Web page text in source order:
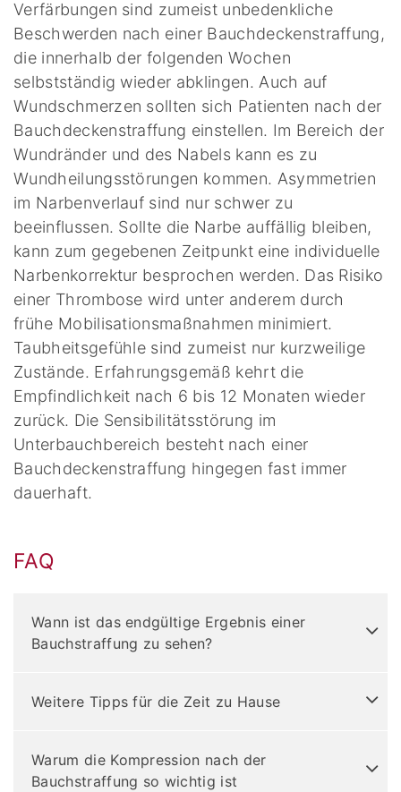
Verfärbungen sind zumeist unbedenkliche
Beschwerden nach einer Bauchdeckenstraffung,
die innerhalb der folgenden Wochen
selbstständig wieder abklingen. Auch auf
Wundschmerzen sollten sich Patienten nach der
Bauchdeckenstraffung einstellen. Im Bereich der
Wundränder und des Nabels kann es zu
Wundheilungsstörungen kommen. Asymmetrien
im Narbenverlauf sind nur schwer zu
beeinflussen. Sollte die Narbe auffällig bleiben,
kann zum gegebenen Zeitpunkt eine individuelle
Narbenkorrektur besprochen werden. Das Risiko
einer Thrombose wird unter anderem durch
frühe Mobilisationsmaßnahmen minimiert.
Taubheitsgefühle sind zumeist nur kurzweilige
Zustände. Erfahrungsgemäß kehrt die
Empfindlichkeit nach 6 bis 12 Monaten wieder
zurück. Die Sensibilitätsstörung im
Unterbauchbereich besteht nach einer
Bauchdeckenstraffung hingegen fast immer
dauerhaft.
FAQ
Wann ist das endgültige Ergebnis einer
Bauchstraffung zu sehen?
Weitere Tipps für die Zeit zu Hause
Warum die Kompression nach der
Bauchstraffung so wichtig ist